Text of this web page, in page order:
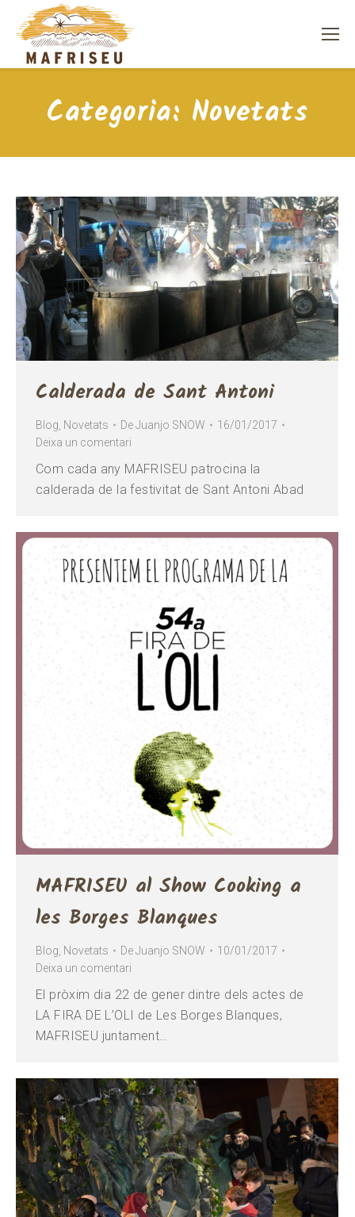
Categoria: Novetats
Calderada de Sant Antoni
Blog Novetats DeJuanjo SNOW
16/01/2017
Deixa un comentari
Com cada any MAFRISEU patrocina la
calderada de la festivitat de Sant Antoni Abad
MAFRISEU al Show Cooking a
les Borges Blanques
Blog Novetats DeJuanjo SNOW
10/01/2017
Deixa un comentari
El pròxim dia 22 de gener dintre dels actes de
LA FIRA DE L’OLI de Les Borges Blanques,
MAFRISEU juntament…